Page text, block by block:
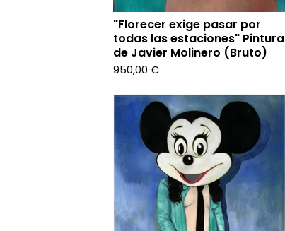
"Florecer exige pasar por
todas las estaciones" Pintura
de Javier Molinero (Bruto)
950,00 €